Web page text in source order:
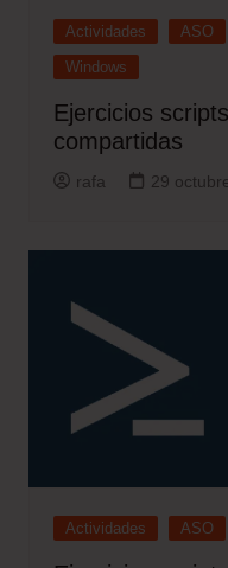
Actividades ASO
Windows
Ejercicios
compartidas
rafa 29
Actividades ASO